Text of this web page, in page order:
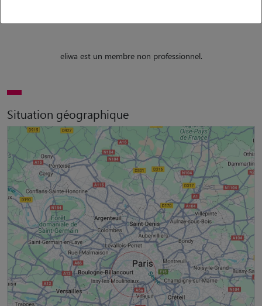
eliwa est un membre non professionnel.
Situation géographique